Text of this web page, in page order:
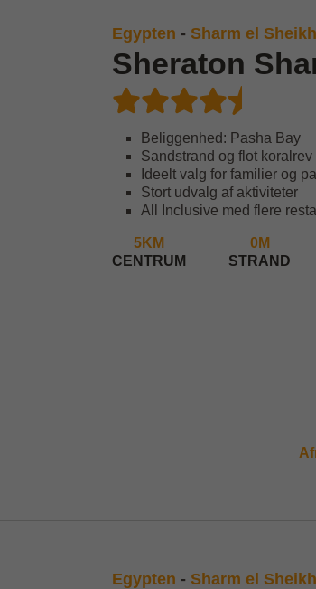
Egypten - Sharm el Sheikh
Sheraton
Beliggenhed: Pasha Bay
Sandstrand og flot koralrev
Ideelt valg for familier og
Stort udvalg af aktiviteter
All Inclusive med flere
5KM
CENTRUM
0M
STRAND
Egypten - Sharm el Sheikh